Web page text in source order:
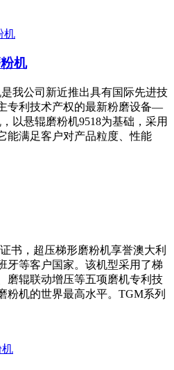
机
我公司新近推出具有国际先进技
专利技术产权的最新粉磨设备—
以悬辊磨粉机9518为基础，采用
能满足客户对产品粒度、性能
书，超压梯形磨粉机享誉澳大利
牙等客户国家。该机型采用了梯
磨辊联动增压等五项磨机专利技
粉机的世界最高水平。TGM系列